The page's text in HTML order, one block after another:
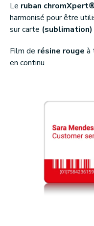
Le ruban
harmonisé pour être
sur carte (sublimation)
Film de résine rouge à
en continu